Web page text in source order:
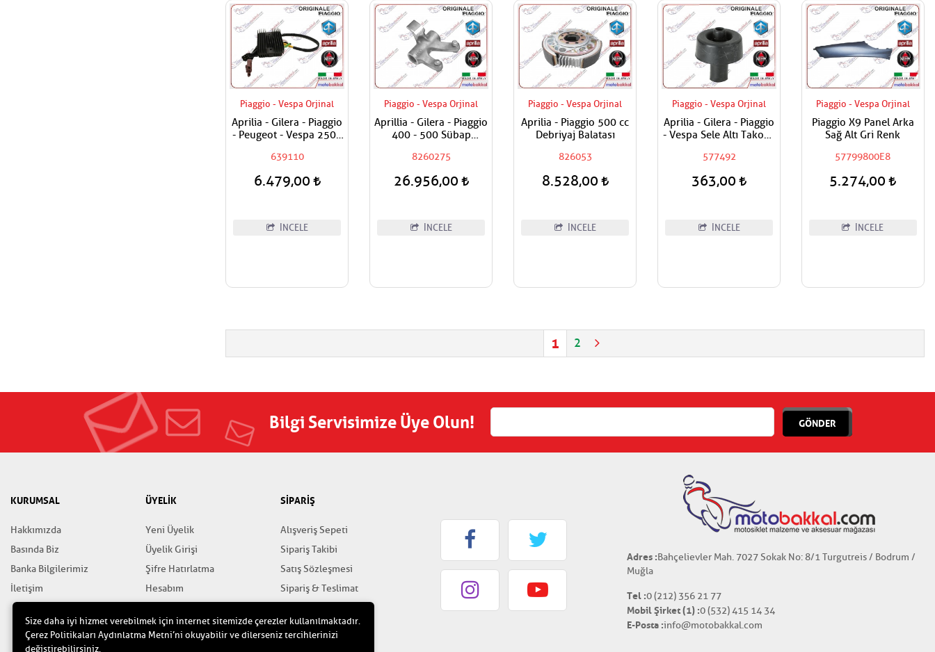
Piaggio - Vespa Orjinal
Aprilia - Gilera - Piaggio
- Peugeot - Vespa 250 -
Regülatörü Konjektör
639110
6.479,00
İNCELE
Piaggio - Vespa Orjinal
Aprillia - Gilera - Piaggio
400 - 500 Sübap
8260275
26.956,00
İNCELE
Piaggio - Vespa Orjinal
Aprilia - Piaggio 500 cc
Debriyaj Balatası
826053
8.528,00
İNCELE
Piaggio - Vespa Orjinal
Aprilia - Gilera - Piaggio
- Vespa Sele Altı Takozu
577492
363,00
İNCELE
Piaggio - Vespa Orjinal
Piaggio X9 Panel Arka
Sağ Alt Gri Renk
57799800E8
5.274,00
İNCELE
1 2
Bilgi Servisimize Üye Olun! GÖNDER
KURUMSAL
Hakkımızda
Basında Biz
Banka Bilgilerimiz
İletişim
ÜYELİK
Yeni Üyelik
Üyelik Girişi
Şifre Hatırlatma
Hesabım
SİPARİŞ
Alışveriş Sepeti
Sipariş Takibi
Satış Sözleşmesi
Sipariş & Teslimat
Yardım
Adres :Bahçelievler Mah. 7027 Sokak No: 8/1 Turgutreis / Bodrum /
Muğla
Tel :0 (212) 356 21 77
Mobil Şirket (1) :0 (532) 415 14 34
E-Posta :info@motobakkal.com
Size daha iyi hizmet verebilmek için internet sitemizde çerezler kullanılmaktadır.
Çerez Politikaları Aydınlatma Metni’ni okuyabilir ve dilerseniz tercihlerinizi
değiştirebilirsiniz.